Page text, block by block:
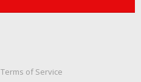
Terms of Service